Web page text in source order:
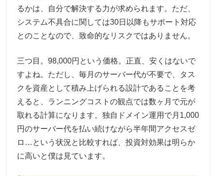
るかは、自分で解決する力が求められます。ただ、
システム不具合に関しては30日以降もサポート対応
とのことなので、致命的なリスクではありません。
三つ目。98,000円という価格。正直、安くはないで
すよね。ただし、毎月のサーバー代が不要で、タス
クを資産として積み上げられる設計であることを考
えると、ランニングコストの観点では数ヶ月で元が
取れる計算になります。独自ドメイン運用で月1,000
円のサーバー代を払い続けながら半年間アクセスゼ
ロ…という状況と比較すれば、投資対効果は明らか
に高いと僕は見ています。